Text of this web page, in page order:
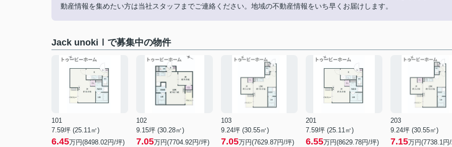
動産情報を集めたい方は当社スタッフまでご連絡ください。地域の不動産情報をいち早くお届けします。
Jack unokiⅠで募集中の物件
101
7.59坪 (25.11㎡)
6.45万円(8498.02円/坪)
102
9.15坪 (30.28㎡)
7.05万円(7704.92円/坪)
103
9.24坪 (30.55㎡)
7.05万円(7629.87円/坪)
201
7.59坪 (25.11㎡)
6.55万円(8629.78円/坪)
203
9.24坪 (30.55㎡)
7.15万円(7738.1円